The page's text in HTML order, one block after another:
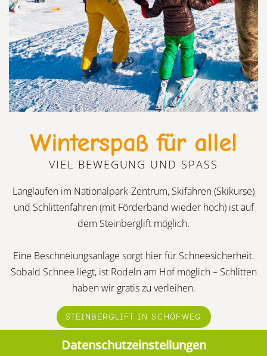
Datenschutzeinstellungen
Winterspaß für alle!
VIEL BEWEGUNG UND SPASS
Langlaufen im Nationalpark-Zentrum, Skifahren (Skikurse)
und Schlittenfahren (mit Förderband wieder hoch) ist auf
dem Steinberglift möglich.
Eine Beschneiungsanlage sorgt hier für Schneesicherheit.
Sobald Schnee liegt, ist Rodeln am Hof möglich – Schlitten
haben wir gratis zu verleihen.
STEINBERGLIFT IN SCHÖFWEG